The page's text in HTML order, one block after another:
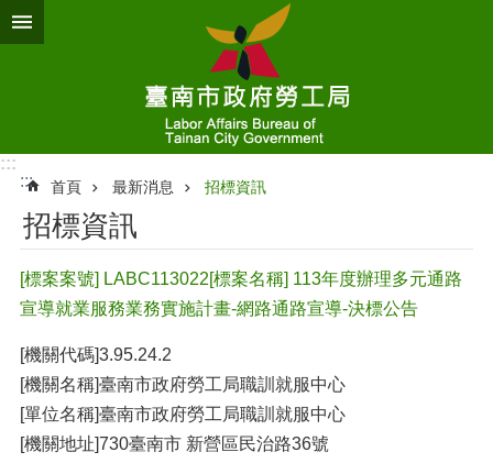
跳到主要內容區塊
:::
:::
首頁 最新消息 招標資訊
招標資訊
[標案案號] LABC113022[標案名稱] 113年度辦理多元通路
宣導就業服務業務實施計畫-網路通路宣導-決標公告
[機關代碼]3.95.24.2
[機關名稱]臺南市政府勞工局職訓就服中心
[單位名稱]臺南市政府勞工局職訓就服中心
[機關地址]730臺南市 新營區民治路36號